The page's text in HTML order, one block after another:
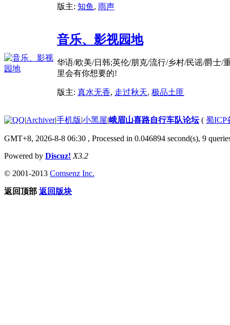
版主: 知鱼 , 雨声
音乐、影视园地
华语/欧美/日韩;英伦/朋克/流行/乡村/民谣/爵士/
里会有你想要的!
版主: 真水无香, 走过秋天, 极品土匪
|Archiver|手机版|小黑屋|峨眉山喜路自行车队论坛( 蜀ICP
GMT+8, 2026-8-8 06:30 , Processed in 0.046894 second(s), 9
Powered by Discuz! X3.2
© 2001-2013 Comsenz Inc.
返回顶部 返回版块